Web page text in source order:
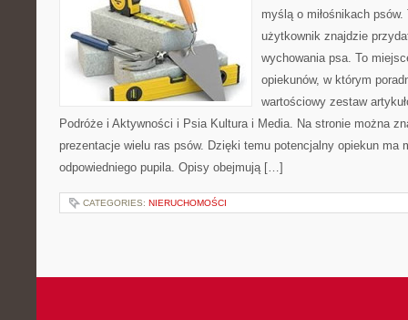
myślą o miłośnikach
użytkownik znajdzie
wychowania psa. To
opiekunów, w którym
wartościowy zestaw
Podróże i Aktywności i Psia Kultura i Media. Na stronie można
prezentacje wielu ras psów. Dzięki temu potencjalny opiekun ma
odpowiedniego pupila. Opisy obejmują […]
CATEGORIES: NIERUCHOMOŚCI